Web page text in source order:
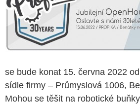
se bude konat 15. červ­na 2022
sídle firmy – Prů­mys­lo­vá 1006,
Mohou se těšit na ro­bo­tic­ké